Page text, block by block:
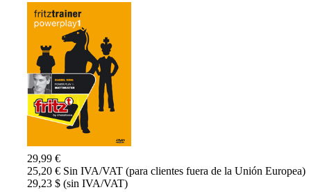
29,99 €
25,20 € Sin IVA/VAT (para clientes fuera de la Unión Europea)
29,23 $ (sin IVA/VAT)